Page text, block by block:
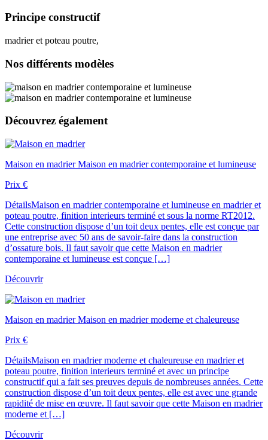
Principe constructif
madrier et poteau poutre,
Nos différents modèles
Découvrez également
Maison en madrierMaison en madrier contemporaine et lumineuse
Prix €
DétailsMaison en madrier contemporaine et lumineuse en madrier et
poteau poutre, finition interieurs terminé et sous la norme RT2012.
Cette construction dispose d’un toit deux pentes, elle est conçue par
une entreprise avec 50 ans de savoir-faire dans la construction
d’ossature bois. Il faut savoir que cette Maison en madrier
contemporaine et lumineuse est conçue […]
Découvrir
Maison en madrierMaison en madrier moderne et chaleureuse
Prix €
DétailsMaison en madrier moderne et chaleureuse en madrier et
poteau poutre, finition interieurs terminé et avec un principe
constructif qui a fait ses preuves depuis de nombreuses années. Cette
construction dispose d’un toit deux pentes, elle est avec une grande
rapidité de mise en œuvre. Il faut savoir que cette Maison en madrier
moderne et […]
Découvrir